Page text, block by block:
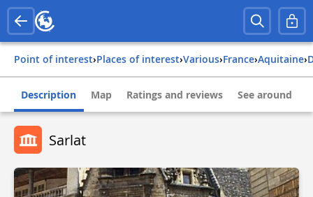
Point of interest› Places of interest› Various› france› aquitaine›
Description Map Ratings and reviews See around
Sarlat